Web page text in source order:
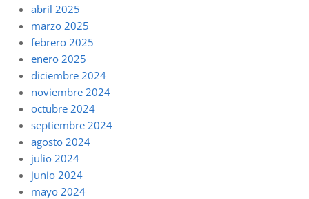
abril 2025
marzo 2025
febrero 2025
enero 2025
diciembre 2024
noviembre 2024
octubre 2024
septiembre 2024
agosto 2024
julio 2024
junio 2024
mayo 2024